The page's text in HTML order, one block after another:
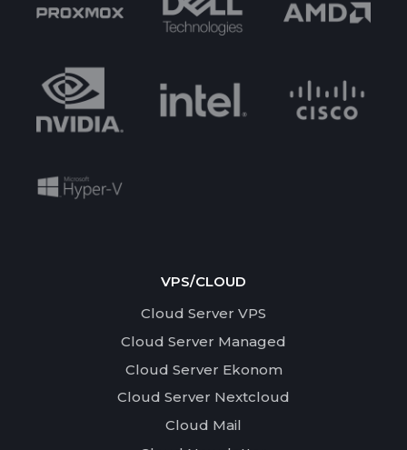
VPS/CLOUD
Cloud Server VPS
Cloud Server Managed
Cloud Server Ekonom
Cloud Server Nextcloud
Cloud Mail